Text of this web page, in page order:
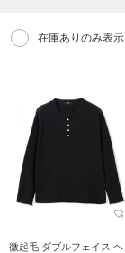
在庫ありのみ表示
微起毛 ダブルフェイス ヘ